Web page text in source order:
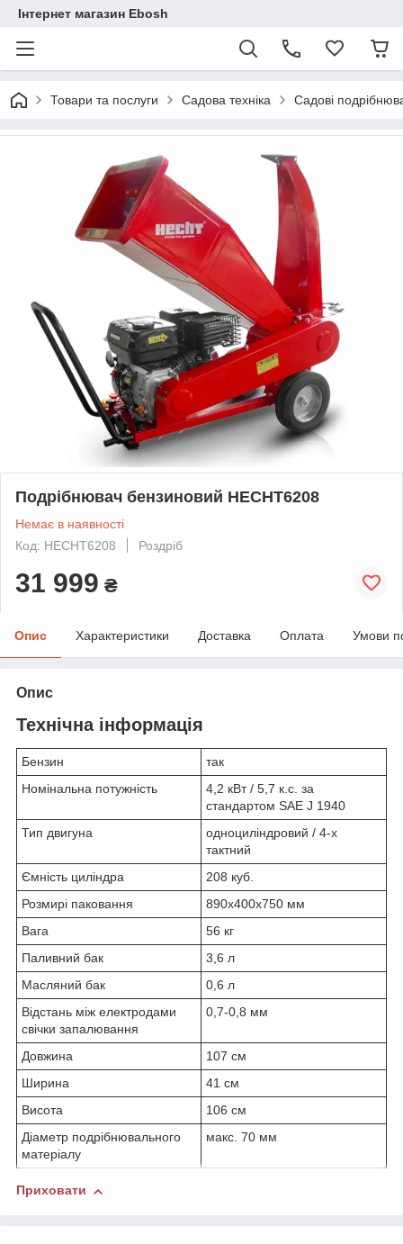
Інтернет магазин Ebosh
Товари та послуги Садова техніка Садові
Подрібнювач бензиновий HECHT6208
Немає в наявності
Код: HECHT6208
Роздріб
31 999 ₴
Опис Характеристики Доставка Оплата Умови
Опис
Технічна інформація
Бензин
так
Номінальна потужність
4,2 кВт / 5,7 к.с. за
стандартом SAE J 1940
Тип двигуна
одноциліндровий / 4-х
тактний
Ємність циліндра
208 куб.
Розмирі паковання
890х400х750 мм
Вага
56 кг
Паливний бак
3,6 л
Масляний бак
0,6 л
Відстань між електродами
свічки запалювання
0,7-0,8 мм
Довжина
107 см
Ширина
41 см
Висота
106 см
Діаметр подрібнювального
матеріалу
макс. 70 мм
Приховати